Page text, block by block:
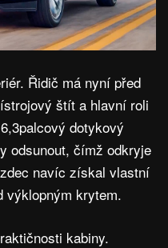
Řidič má nyní před
štít a hlavní roli
dotykový
odsunout, čímž odkryje
navíc získal vlastní
výklopným krytem.
kabiny.